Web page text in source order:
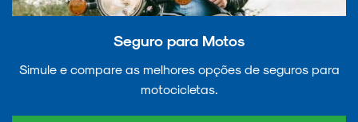
Seguro para Motos
Simule e compare as melhores opções de seguros para
motocicletas.